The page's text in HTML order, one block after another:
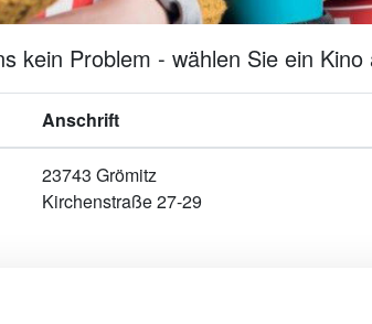
kein Problem - wählen Sie ein
Anschrift
23743 Grömitz
Kirchenstraße 27-29